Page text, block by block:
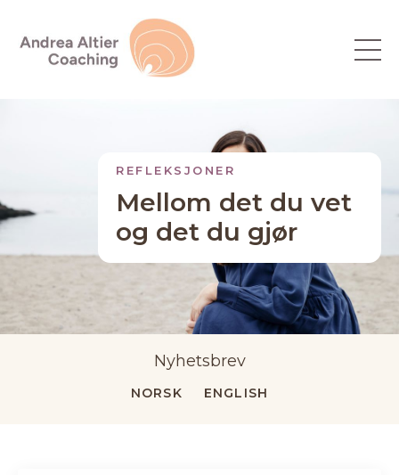
REFLEKSJONER
Mellom det du vet
og det du gjør
Nyhetsbrev
NORSK ENGLISH